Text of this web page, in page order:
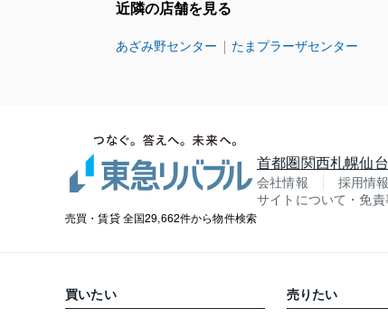
近隣の店舗を見る
あざみ野センター たまプラーザセンター
売買・賃貸 全国29,662件から物件検索
首都圏関西札幌仙台
会社情報 採用情報
サイトについて・免
買いたい 売りたい